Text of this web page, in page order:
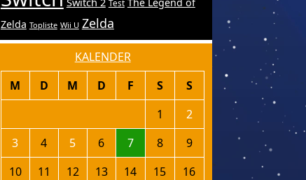
Test
Zelda Topliste Wii U Zelda
KALENDER
M D M D F S
S
1
2
3
4 5 6 7 8
9
10
11 12 13 14 15
16